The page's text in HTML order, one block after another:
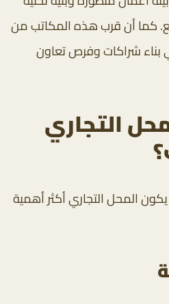
كما أن قرب هذه المكاتب من
بناء شراكات وفرص تعاون
التجاري
المحل التجاري أكثر أهمية